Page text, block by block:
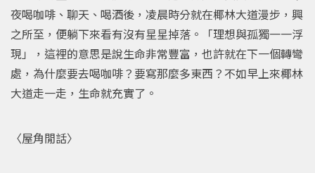
夜喝咖啡、聊天、喝酒後，凌晨時分就在椰林大道漫步，興
之所至，便躺下來看有沒有星星掉落。「理想與孤獨一一浮
現」，這裡的意思是說生命非常豐富，也許就在下一個轉彎
處，為什麼要去喝咖啡？要寫那麼多東西？不如早上來椰林
大道走一走，生命就充實了。
〈屋角閒話〉